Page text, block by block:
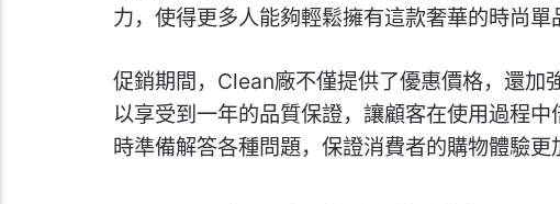
力，使得更多人能夠輕鬆擁有這款奢華的時尚單
促銷期間，Clean廠不僅提供了優惠價格，還加
以享受到一年的品質保證，讓顧客在使用過程
時準備解答各種問題，保證消費者的購物體驗更